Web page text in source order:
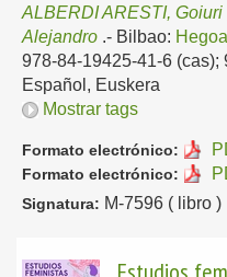
ALBERDI ARESTI, Goiuri
Alejandro .- Bilbao: Hegoa
978-84-19425-41-6 (cas);
Español, Euskera
Mostrar tags
Formato electrónico:
Formato electrónico:
Signatura: M-7596 ( libro )